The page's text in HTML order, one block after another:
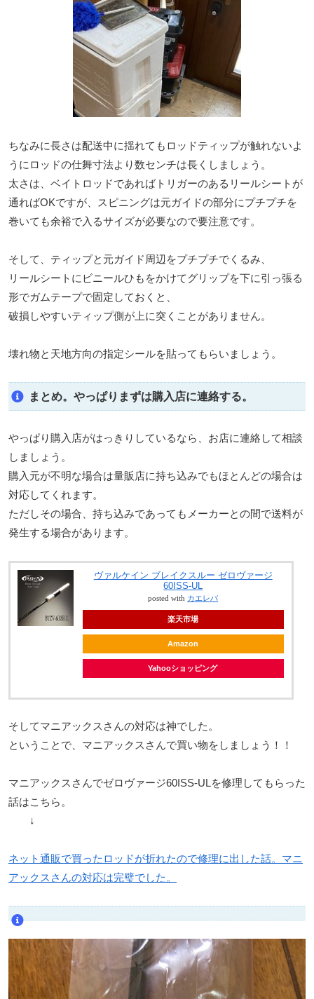
ちなみに長さは配送中に揺れてもロッドティップが触れないよ
うにロッドの仕舞寸法より数センチは長くしましょう。
太さは、ベイトロッドであればトリガーのあるリールシートが
通ればOKですが、スピニングは元ガイドの部分にプチプチを
巻いても余裕で入るサイズが必要なので要注意です。
そして、ティップと元ガイド周辺をプチプチでくるみ、
リールシートにビニールひもをかけてグリップを下に引っ張る
形でガムテープで固定しておくと、
破損しやすいティップ側が上に突くことがありません。
壊れ物と天地方向の指定シールを貼ってもらいましょう。
まとめ。やっぱりまずは購入店に連絡する。
やっぱり購入店がはっきりしているなら、お店に連絡して相談
しましょう。
購入元が不明な場合は量販店に持ち込みでもほとんどの場合は
対応してくれます。
ただしその場合、持ち込みであってもメーカーとの間で送料が
発生する場合があります。
ヴァルケイン ブレイクスルー ゼロヴァージ
60ISS-UL
posted with カエレバ
楽天市場
Amazon
Yahooショッピング
そしてマニアックスさんの対応は神でした。
ということで、マニアックスさんで買い物をしましょう！！
マニアックスさんでゼロヴァージ60ISS-ULを修理してもらった
話はこちら。
↓
ネット通販で買ったロッドが折れたので修理に出した話。マニ
アックスさんの対応は完璧でした。